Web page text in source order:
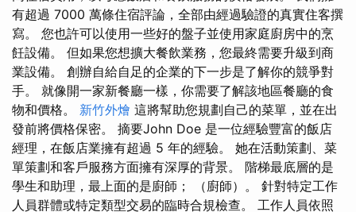
有超過 7000 萬條住宿評論，全部由經過驗證的真實住客撰
寫。 您也許可以使用一些好的盤子並使用家庭廚房中的烹
飪設備。 但如果您想擴大餐飲業務，您最終需要升級到商
業設備。 創辦自給自足的企業的下一步是了解你的競爭對
手。 就像開一家新餐廳一樣，你需要了解該地區餐廳的食
物和價格。 新竹外燴 這將幫助您規劃自己的菜單，並在出
發前將價格保密。 摘要John Doe 是一位經驗豐富的飯店
經理，在飯店業擁有超過 5 年的經驗。 她在活動策劃、菜
單策劃和客戶服務方面擁有深厚的背景。 階梯最底層的是
學生和助理，最上面的是廚師； （廚師）。 針對特定工作
人員群體或特定類型交易的臨時合規檢查。 工作人員依照